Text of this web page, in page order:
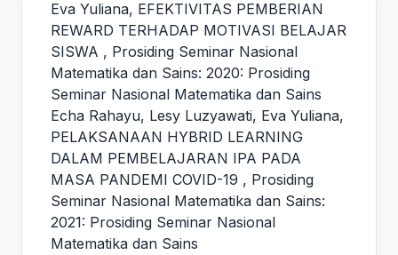
Eva Yuliana, EFEKTIVITAS PEMBERIAN
REWARD TERHADAP MOTIVASI BELAJAR
SISWA , Prosiding Seminar Nasional
Matematika dan Sains: 2020: Prosiding
Seminar Nasional Matematika dan Sains
Echa Rahayu, Lesy Luzyawati, Eva Yuliana,
PELAKSANAAN HYBRID LEARNING
DALAM PEMBELAJARAN IPA PADA
MASA PANDEMI COVID-19 , Prosiding
Seminar Nasional Matematika dan Sains:
2021: Prosiding Seminar Nasional
Matematika dan Sains